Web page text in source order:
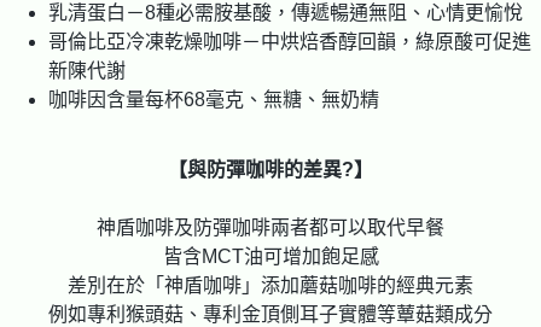
乳清蛋白－8種必需胺基酸，傳遞暢通無阻、心情更愉悅
哥倫比亞冷凍乾燥咖啡－中烘焙香醇回韻，綠原酸可促進
新陳代謝
咖啡因含量每杯68毫克、無糖、無奶精
【與防彈咖啡的差異?】
神盾咖啡及防彈咖啡兩者都可以取代早餐
皆含MCT油可增加飽足感
差別在於「神盾咖啡」添加蘑菇咖啡的經典元素
例如專利猴頭菇、專利金頂側耳子實體等蕈菇類成分